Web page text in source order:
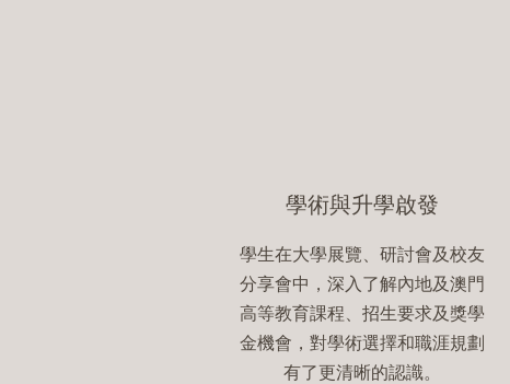
學術與升學啟發
學生在大學展覽、研討會及校友
分享會中，深入了解內地及澳門
高等教育課程、招生要求及獎學
金機會，對學術選擇和職涯規劃
有了更清晰的認識。